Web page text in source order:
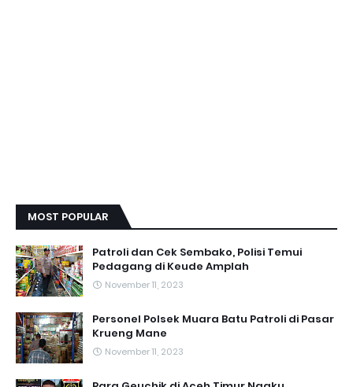
MOST POPULAR
Patroli dan Cek Sembako, Polisi Temui
Pedagang di Keude Amplah
November 11, 2023
Personel Polsek Muara Batu Patroli di Pasar
Krueng Mane
November 11, 2023